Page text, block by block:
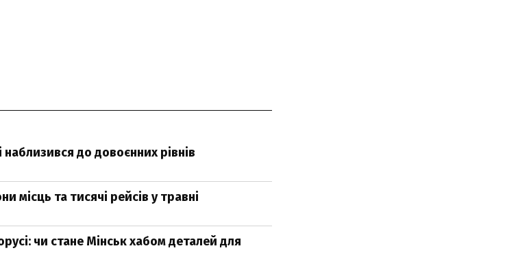
до довоєнних рівнів
місць та тисячі рейсів у травні
чи стане Мінськ хабом деталей для